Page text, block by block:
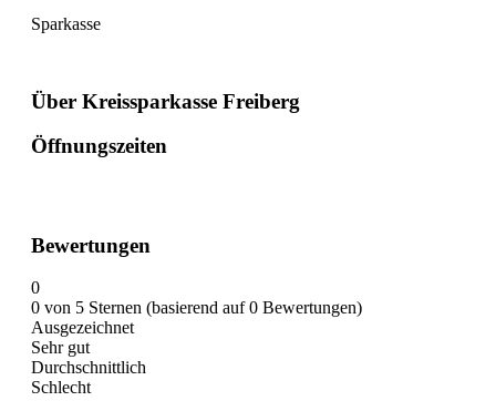
Sparkasse
Über Kreissparkasse Freiberg
Öffnungszeiten
Bewertungen
0
0 von 5 Sternen (basierend auf 0 Bewertungen)
Ausgezeichnet
Sehr gut
Durchschnittlich
Schlecht